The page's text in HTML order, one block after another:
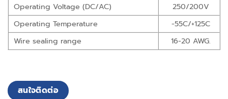
Operating Voltage (DC/AC)
250/200V
Operating Temperature
-55C/+125C
Wire sealing range
16-20 AWG.
สนใจติดต่อ